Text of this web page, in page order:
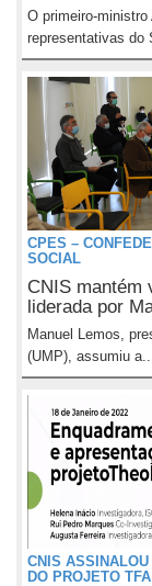
O primeiro-
representativas do
CPES –
SOCIAL
CNIS mantém
liderada por
Manuel Lemos,
(UMP), assumiu
CNIS
DO PROJETO TFA